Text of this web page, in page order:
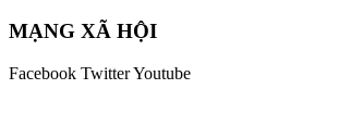
MẠNG XÃ HỘI
Facebook TwitterYoutube